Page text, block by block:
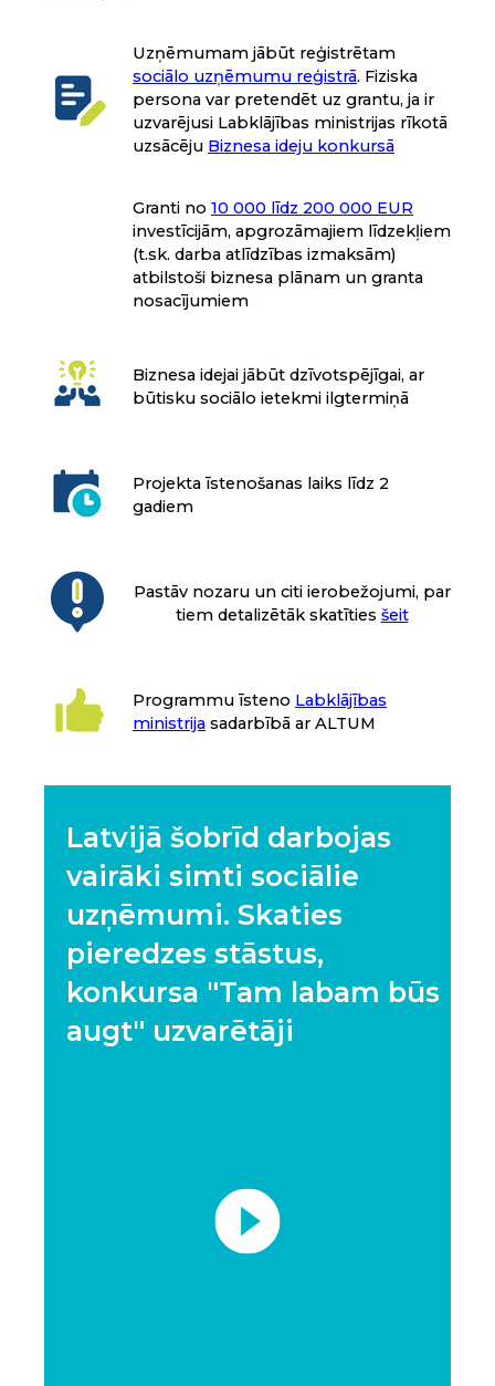
Uzņēmumam jābūt reģistrētam
sociālo uzņēmumu reģistrā. Fiziska
persona var pretendēt uz grantu, ja ir
uzvarējusi Labklājības ministrijas rīkotā
uzsācēju Biznesa ideju konkursā
Granti no 10 000 līdz 200 000 EUR
investīcijām, apgrozāmajiem līdzekļiem
(t.sk. darba atlīdzības izmaksām)
atbilstoši biznesa plānam un granta
nosacījumiem
Biznesa idejai jābūt dzīvotspējīgai, ar
būtisku sociālo ietekmi ilgtermiņā
Projekta īstenošanas laiks līdz 2
gadiem
Pastāv nozaru un citi ierobežojumi, par
tiem detalizētāk skatīties šeit
Programmu īsteno Labklājības
ministrija sadarbībā ar ALTUM
Latvijā šobrīd darbojas
vairāki simti sociālie
uzņēmumi. Skaties
pieredzes stāstus,
konkursa "Tam labam būs
augt" uzvarētāji